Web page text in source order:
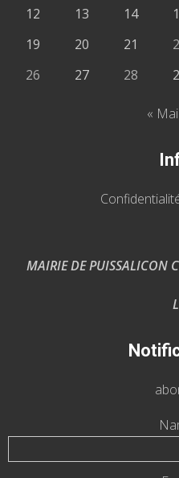
12
13 14
19
20 21
26
27 28
« Mai
MAIRIE DE
Les